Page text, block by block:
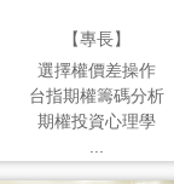
【專長】
選擇權價差操作
台指期權籌碼分析
期權投資心理學